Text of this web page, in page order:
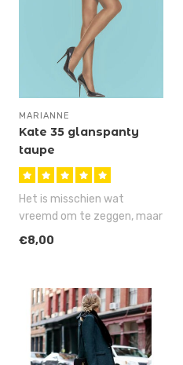
MARIANNE
Kate 35 glanspanty
taupe
Het is misschien wat
vreemd om te zeggen, maar
de Kate is stiekem onze
€8,00